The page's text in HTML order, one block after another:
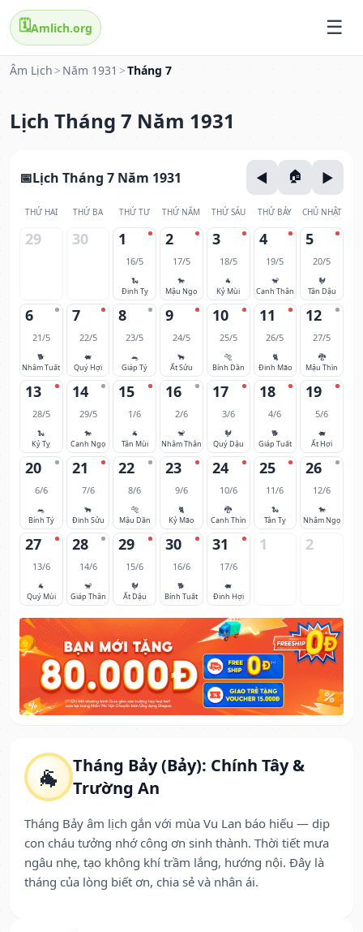
🗓️Amlich.org
Âm Lịch > Năm 1931 >Tháng 7
Lịch Tháng 7 Năm 1931
🐐
Tháng Bảy (Bảy): Chính Tây &
Trường An
Tháng Bảy âm lịch gắn với mùa Vu Lan báo hiếu — dịp
con cháu tưởng nhớ công ơn sinh thành. Thời tiết mưa
ngâu nhẹ, tạo không khí trầm lắng, hướng nội. Đây là
tháng của lòng biết ơn, chia sẻ và nhân ái.
Lịch Tháng 7 Năm 1931
THỨ HAI THỨ BA THỨ TƯ THỨ NĂM THỨ SÁU THỨ BẢY CHỦ NHẬT
29 30 1
16/5
🐍
Đinh Tỵ
2
17/5
🐎
Mậu Ngọ
3
18/5
🐐
Kỷ Mùi
4
19/5
🐒
Canh Thân
5
20/5
🐓
Tân Dậu
6
21/5
🐕
Nhâm Tuất
7
22/5
🐖
Quý Hợi
8
23/5
🐀
Giáp Tý
9
24/5
🐂
Ất Sửu
10
25/5
🐅
Bính Dần
11
26/5
🐈
Đinh Mão
12
27/5
🐉
Mậu Thìn
13
28/5
🐍
Kỷ Tỵ
14
29/5
🐎
Canh Ngọ
15
1/6
🐐
Tân Mùi
16
2/6
🐒
Nhâm Thân
17
3/6
🐓
Quý Dậu
18
4/6
🐕
Giáp Tuất
19
5/6
🐖
Ất Hợi
20
6/6
🐀
Bính Tý
21
7/6
🐂
Đinh Sửu
22
8/6
🐅
Mậu Dần
23
9/6
🐈
Kỷ Mão
24
10/6
🐉
Canh Thìn
25
11/6
🐍
Tân Tỵ
26
12/6
🐎
Nhâm Ngọ
27
13/6
🐐
Quý Mùi
28
14/6
🐒
Giáp Thân
29
15/6
🐓
Ất Dậu
30
16/6
🐕
Bính Tuất
31
17/6
🐖
Đinh Hợi
1 2